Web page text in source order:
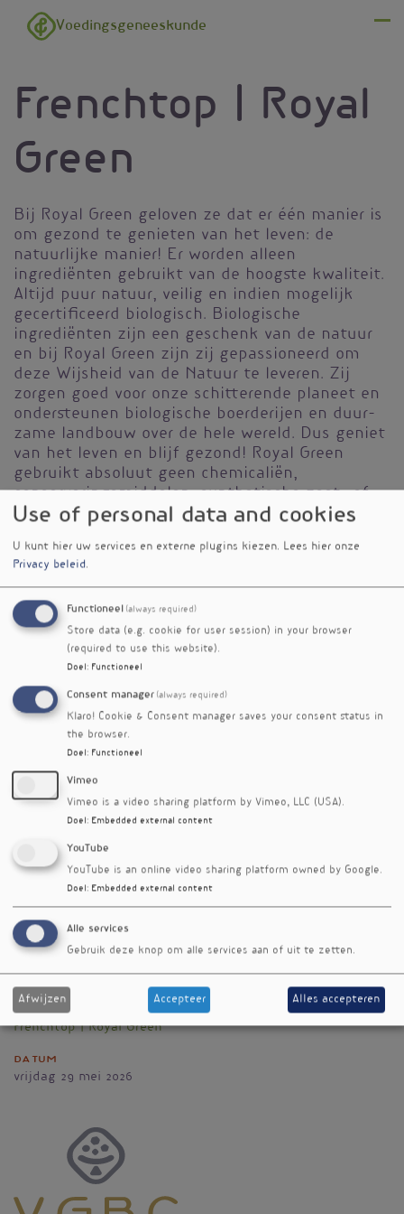
Overslaan en naar de inhoud gaan
Voedingsgeneeskunde
Frenchtop | Royal
Green
Bij Royal Green geloven ze dat er één manier is
om gezond te genieten van het leven: de
natuurlijke manier! Er worden alleen
ingrediënten gebruikt van de hoogste kwaliteit.
Altijd puur natuur, veilig en indien mogelijk
gecertificeerd biologisch. Biologische
ingrediënten zijn een geschenk van de natuur
en bij Royal Green zijn zij gepassioneerd om
deze Wijsheid van de Natuur te leveren. Zij
zorgen goed voor onze schitterende planeet en
ondersteunen biologische boerderijen en duur­
zame landbouw over de hele wereld. Dus geniet
van het leven en blijf gezond! Royal Green
gebruikt absoluut geen chemicaliën,
conserveringsmiddelen, synthe­tische zoet- of
smaakstoffen. Ervaar het verschil nu!
Westerboekelweg 28
1718 MK
Telefoonnummer
'+31 (0)226 – 364400
info@frenchtop.com
Website
Frenchtop | Royal Green
Datum
vrijdag 29 mei 2026
Use of personal data and cookies
U kunt hier uw services en externe plugins kiezen. Lees hier onze
Privacy beleid.
Functioneel (always required)
Store data (e.g. cookie for user session) in your browser
(required to use this website).
Doel : Functioneel
Consent manager (always required)
Klaro! Cookie & Consent manager saves your consent status in
the browser.
Doel : Functioneel
Vimeo
Vimeo is a video sharing platform by Vimeo, LLC (USA).
Doel : Embedded external content
YouTube
YouTube is an online video sharing platform owned by Google.
Doel : Embedded external content
Alle services
Gebruik deze knop om alle services aan of uit te zetten.
Afwijzen Accepteer Alles accepteren